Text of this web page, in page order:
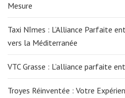
Mesure
Taxi Nîmes : L’Alliance Parfaite
vers la Méditerranée
VTC Grasse : L’alliance parfaite
Troyes Réinventée : Votre